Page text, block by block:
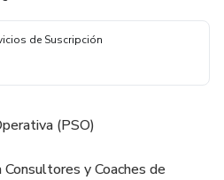
de Suscripción
(PSO)
y Coaches de